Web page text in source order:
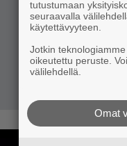
tutustumaan
seuraavalla
käytettävyyteen.
Jotkin
oikeutettu peruste.
välilehdellä.
Omat